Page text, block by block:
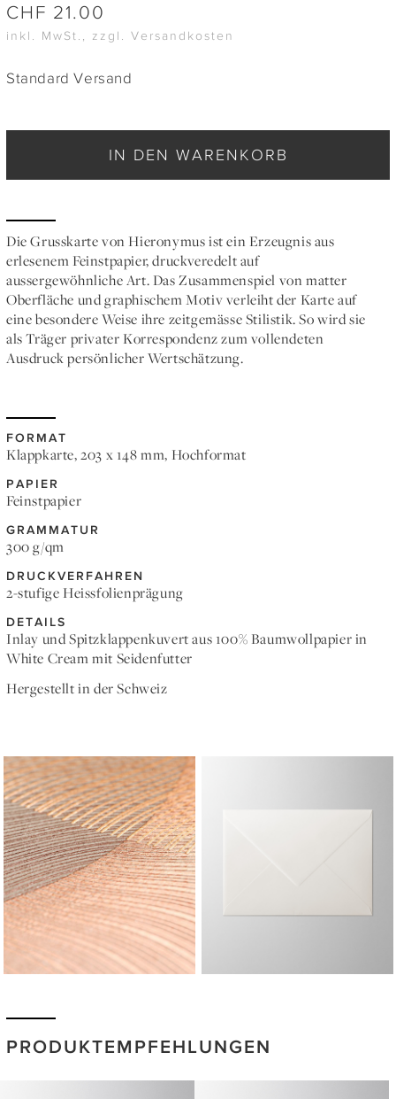
CHF 21.00
inkl. MwSt., zzgl. Versandkosten
Standard Versand
IN DEN WARENKORB
Die Grusskarte von Hieronymus ist ein Erzeugnis aus
erlesenem Feinstpapier, druckveredelt auf
aussergewöhnliche Art. Das Zusammenspiel von matter
Oberfläche und graphischem Motiv verleiht der Karte auf
eine besondere Weise ihre zeitgemässe Stilistik. So wird sie
als Träger privater Korrespondenz zum vollendeten
Ausdruck persönlicher Wertschätzung.
FORMAT
Klappkarte, 203 x 148 mm, Hochformat
PAPIER
Feinstpapier
GRAMMATUR
300 g/qm
DRUCKVERFAHREN
2-stufige Heissfolienprägung
DETAILS
Inlay und Spitzklappenkuvert aus 100% Baumwollpapier in
White Cream mit Seidenfutter
Hergestellt in der Schweiz
PRODUKTEMPFEHLUNGEN